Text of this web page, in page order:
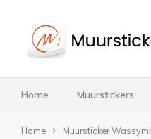
Home Muurstickers
Home Muursticker